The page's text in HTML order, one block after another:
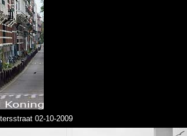
02-10-2009